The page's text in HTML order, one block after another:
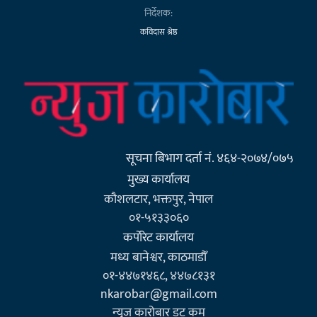
निर्देशक:
कविदास श्रेष्ठ
सूचना बिभाग दर्ता नं. ४६४-२०७४/०७५
मुख्य कार्यालय
कौशलटार, भक्तपुर, नेपाल
०१-५१३३०६०
कर्पाेरेट कार्यालय
मध्य बानेश्वर, काठमाडौँ
०१-४४७१४६८, ४४७८१३१
nkarobar@gmail.com
न्युज कारोबार डट कम